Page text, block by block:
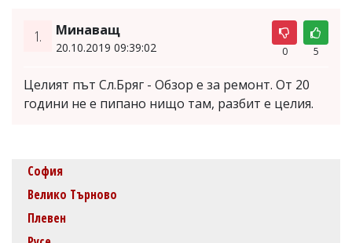
1. Минаващ
20.10.2019 09:39:02 0 5
Целият път Сл.Бряг - Обзор е за ремонт. От 20
години не е пипано нищо там, разбит е целия.
София
Велико Търново
Плевен